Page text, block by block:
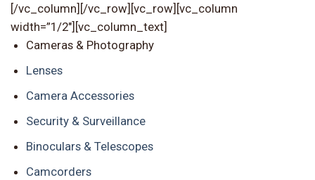
[/vc_column][/vc_row][vc_row][vc_column
width=”1/2″][vc_column_text]
Cameras & Photography
Lenses
Camera Accessories
Security & Surveillance
Binoculars & Telescopes
Camcorders